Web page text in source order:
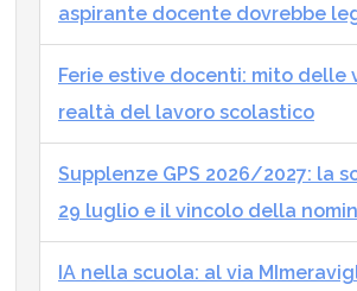
aspirante docente dovrebbe
Ferie estive docenti: mito delle
realtà del lavoro scolastico
Supplenze GPS 2026/2027: la
29 luglio e il vincolo della
IA nella scuola: al via